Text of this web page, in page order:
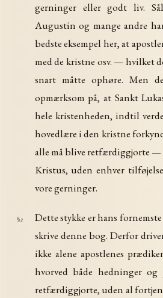
gerninger eller godt liv.
Augustin og mange andre
bedste eksempel her, at
med de kristne osv. — hvilket
snart måtte ophøre. Men
opmærksom på, at Sankt
hele kristenheden, indtil
hovedlære i den kristne
alle må blive retfærdiggjorte —
Kristus, uden enhver
vore gerninger.
§2
Dette stykke er hans
skrive denne bog. Derfor
ikke alene apostlenes
hvorved både hedninger
retfærdiggjorte, uden al